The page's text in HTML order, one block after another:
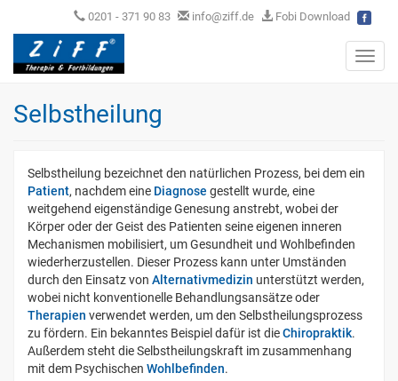
0201 - 371 90 83 info@ziff.de Fobi Download
Selbstheilung
Selbstheilung bezeichnet den natürlichen Prozess, bei dem ein
Patient, nachdem eine Diagnose gestellt wurde, eine
weitgehend eigenständige Genesung anstrebt, wobei der
Körper oder der Geist des Patienten seine eigenen inneren
Mechanismen mobilisiert, um Gesundheit und Wohlbefinden
wiederherzustellen. Dieser Prozess kann unter Umständen
durch den Einsatz von Alternativmedizin unterstützt werden,
wobei nicht konventionelle Behandlungsansätze oder
Therapien verwendet werden, um den Selbstheilungsprozess
zu fördern. Ein bekanntes Beispiel dafür ist dieChiropraktik.
Außerdem steht die Selbstheilungskraft im zusammenhang
mit dem Psychischen Wohlbefinden.